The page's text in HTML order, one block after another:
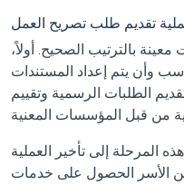
تقديم طلب تصريح العمل
بالترتيب الصحيح. أولاً،
وأن يتم إعداد المستندات
الطلبات الرسمية وتقييم
المرحلة إلى تأخير العملية
من الأسر الحصول على خدمات